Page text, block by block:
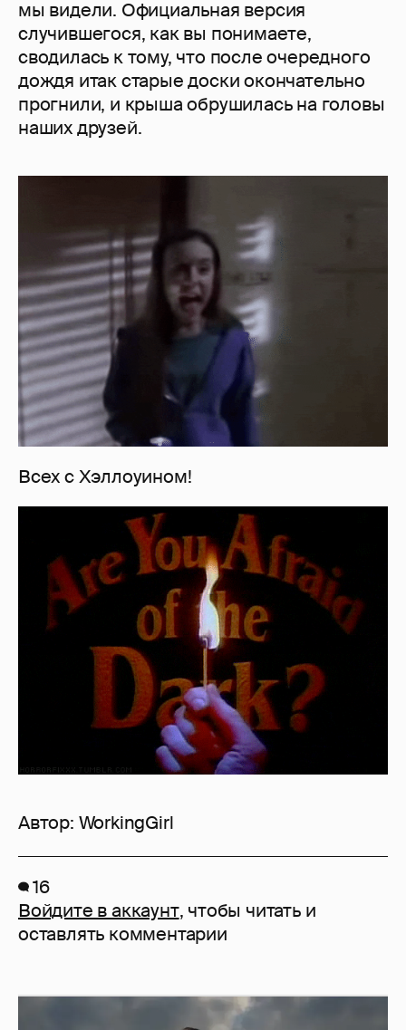
мы видели. Официальная версия
случившегося, как вы понимаете,
сводилась к тому, что после очередного
дождя итак старые доски окончательно
прогнили, и крыша обрушилась на головы
наших друзей.
Всех с Хэллоуином!
Автор: WorkingGirl
16
Войдите в аккаунт, чтобы читать и
оставлять комментарии